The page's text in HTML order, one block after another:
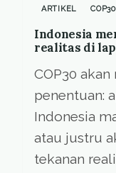
ARTIKEL COP30
Indonesia
realitas di
COP30
penentuan:
Indonesia
atau justru
tekanan